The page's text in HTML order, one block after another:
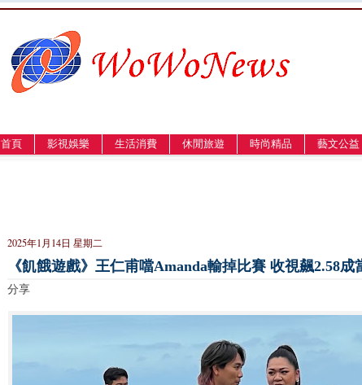
首頁 影視娛樂 生活消費 休閒旅遊 時尚精品 藝文公益
2025年1月14日 星期二
《飢餓遊戲》王仁甫噹Amanda輸掉比賽 收視飆2.58成
分享